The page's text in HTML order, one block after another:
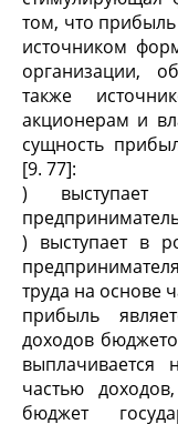
том, что
источником
организации,
также
акционерам и
сущность
[9. 77]:
) выступает
) выступает в
труда на основе
прибыль
доходов
частью
бюджет